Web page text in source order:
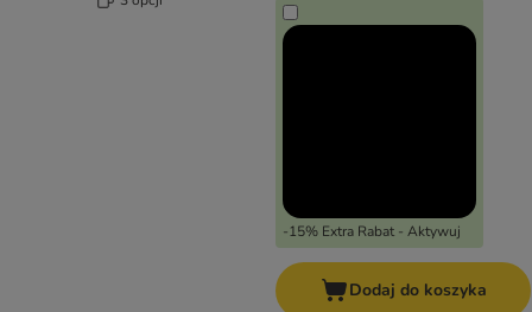
-15% Extra Rabat - Aktywuj
Dodaj do koszyka